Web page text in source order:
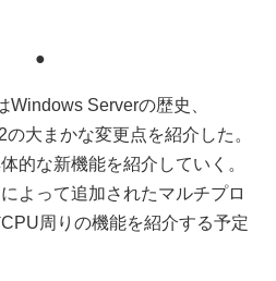
●
Serverの歴史、
大まかな変更点を紹介した。
的な新機能を紹介していく。
よって追加されたマルチプロ
周りの機能を紹介する予定